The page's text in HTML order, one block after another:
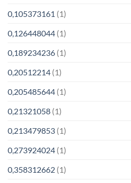
0,105373161 (1)
0,126448044 (1)
0,189234236 (1)
0,20512214 (1)
0,205485644 (1)
0,21321058 (1)
0,213479853 (1)
0,273924024 (1)
0,358312662 (1)